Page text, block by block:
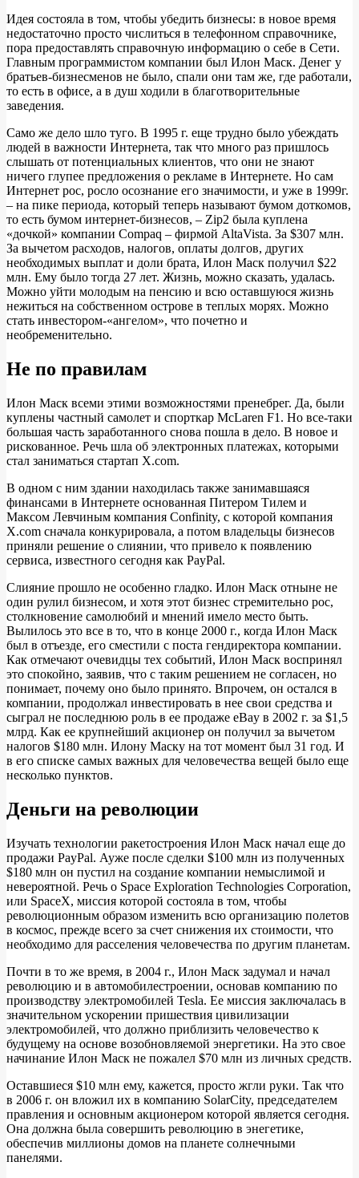
Идея состояла в том, чтобы убедить бизнесы: в новое время
недостаточно просто числиться в телефонном справочнике,
пора предоставлять справочную информацию о себе в Сети.
Главным программистом компании был Илон Маск. Денег у
братьев-бизнесменов не было, спали они там же, где работали,
то есть в офисе, а в душ ходили в благотворительные
заведения.
Само же дело шло туго. В 1995 г. еще трудно было убеждать
людей в важности Интернета, так что много раз пришлось
слышать от потенциальных клиентов, что они не знают
ничего глупее предложения о рекламе в Интернете. Но сам
Интернет рос, росло осознание его значимости, и уже в 1999г.
– на пике периода, который теперь называют бумом доткомов,
то есть бумом интернет-бизнесов, – Zip2 была куплена
«дочкой» компании Compaq – фирмой AltaVista. За $307 млн.
За вычетом расходов, налогов, оплаты долгов, других
необходимых выплат и доли брата, Илон Маск получил $22
млн. Ему было тогда 27 лет. Жизнь, можно сказать, удалась.
Можно уйти молодым на пенсию и всю оставшуюся жизнь
нежиться на собственном острове в теплых морях. Можно
стать инвестором-«ангелом», что почетно и
необременительно.
Не по правилам
Илон Маск всеми этими возможностями пренебрег. Да, были
куплены частный самолет и спорткар McLaren F1. Но все-таки
большая часть заработанного снова пошла в дело. В новое и
рискованное. Речь шла об электронных платежах, которыми
стал заниматься стартап X.com.
В одном с ним здании находилась также занимавшаяся
финансами в Интернете основанная Питером Тилем и
Максом Левчиным компания Confinity, с которой компания
X.com сначала конкурировала, а потом владельцы бизнесов
приняли решение о слиянии, что привело к появлению
сервиса, известного сегодня как PayPal.
Слияние прошло не особенно гладко. Илон Маск отныне не
один рулил бизнесом, и хотя этот бизнес стремительно рос,
столкновение самолюбий и мнений имело место быть.
Вылилось это все в то, что в конце 2000 г., когда Илон Маск
был в отъезде, его сместили с поста гендиректора компании.
Как отмечают очевидцы тех событий, Илон Маск воспринял
это спокойно, заявив, что с таким решением не согласен, но
понимает, почему оно было принято. Впрочем, он остался в
компании, продолжал инвестировать в нее свои средства и
сыграл не последнюю роль в ее продаже eBay в 2002 г. за $1,5
млрд. Как ее крупнейший акционер он получил за вычетом
налогов $180 млн. Илону Маску на тот момент был 31 год. И
в его списке самых важных для человечества вещей было еще
несколько пунктов.
Деньги на революции
Изучать технологии ракетостроения Илон Маск начал еще до
продажи PayPal. Ауже после сделки $100 млн из полученных
$180 млн он пустил на создание компании немыслимой и
невероятной. Речь о Space Exploration Technologies Corporation,
или SpaceX, миссия которой состояла в том, чтобы
революционным образом изменить всю организацию полетов
в космос, прежде всего за счет снижения их стоимости, что
необходимо для расселения человечества по другим планетам.
Почти в то же время, в 2004 г., Илон Маск задумал и начал
революцию и в автомобилестроении, основав компанию по
производству электромобилей Tesla. Ее миссия заключалась в
значительном ускорении пришествия цивилизации
электромобилей, что должно приблизить человечество к
будущему на основе возобновляемой энергетики. На это свое
начинание Илон Маск не пожалел $70 млн из личных средств.
Оставшиеся $10 млн ему, кажется, просто жгли руки. Так что
в 2006 г. он вложил их в компанию SolarCity, председателем
правления и основным акционером которой является сегодня.
Она должна была совершить революцию в энегетике,
обеспечив миллионы домов на планете солнечными
панелями.